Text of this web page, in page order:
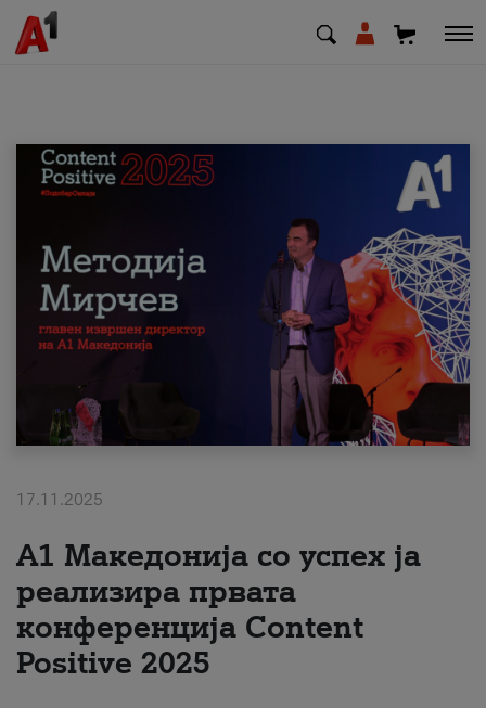
МК EN
Приватни Деловни
Поддршка
Надополни кредит
#ПодобарОнлајн
17.11.2025
А1 Македонија со успех ја
реализира првата
конференција Content
Positive 2025